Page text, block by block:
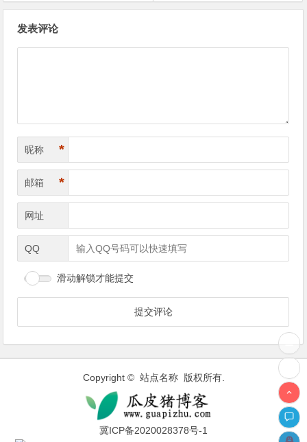
发表评论
昵称 *
邮箱 *
网址
QQ
滑动解锁才能提交
Copyright © 站点名称 版权所有.
冀ICP备2020028378号-1